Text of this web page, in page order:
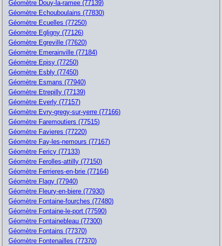
Géomètre Douy-la-ramee (77139)
Géomètre Echouboulains (77830)
Géomètre Ecuelles (77250)
Géomètre Egligny (77126)
Géomètre Egreville (77620)
Géomètre Emerainville (77184)
Géomètre Episy (77250)
Géomètre Esbly (77450)
Géomètre Esmans (77940)
Géomètre Etrepilly (77139)
Géomètre Everly (77157)
Géomètre Evry-gregy-sur-yerre (77166)
Géomètre Faremoutiers (77515)
Géomètre Favieres (77220)
Géomètre Fay-les-nemours (77167)
Géomètre Fericy (77133)
Géomètre Ferolles-attilly (77150)
Géomètre Ferrieres-en-brie (77164)
Géomètre Flagy (77940)
Géomètre Fleury-en-biere (77930)
Géomètre Fontaine-fourches (77480)
Géomètre Fontaine-le-port (77590)
Géomètre Fontainebleau (77300)
Géomètre Fontains (77370)
Géomètre Fontenailles (77370)